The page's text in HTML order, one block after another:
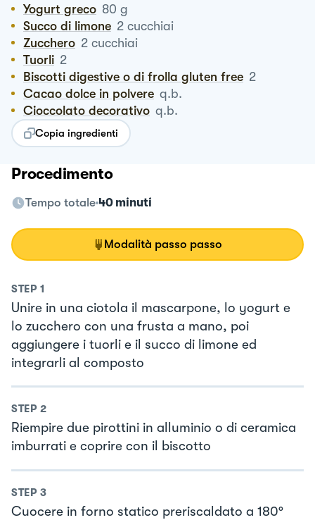
Yogurt greco 80 g
Succo di limone 2 cucchiai
Zucchero 2 cucchiai
Tuorli 2
Biscotti digestive o di frolla gluten free 2
Cacao dolce in polvere q.b.
Cioccolato decorativo q.b.
Copia ingredienti
Procedimento
Tempo totale 40 minuti
Modalità passo passo
STEP 1
Unire in una ciotola il mascarpone, lo yogurt e
lo zucchero con una frusta a mano, poi
aggiungere i tuorli e il succo di limone ed
integrarli al composto
STEP 2
Riempire due pirottini in alluminio o di ceramica
imburrati e coprire con il biscotto
STEP 3
Cuocere in forno statico preriscaldato a 180°